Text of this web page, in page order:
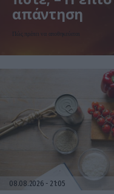
απάντηση
Πώς πρέπει να αποθηκεύεται
08.08.2026 21:05